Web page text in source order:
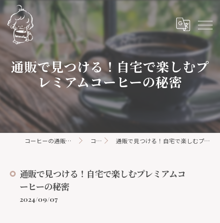
通販で見つける！自宅で楽しむプ
レミアムコーヒーの秘密
コーヒーの通販ならhanacoffee コラム 通販で見つける！自宅で楽しむプレミアムコーヒーの秘密
通販で見つける！自宅で楽しむプレミアムコ
ーヒーの秘密
2024/09/07